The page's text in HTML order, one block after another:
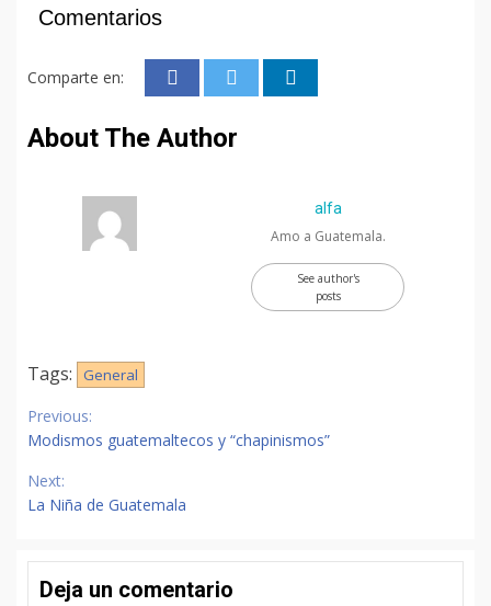
Comentarios
Comparte en:
About The Author
alfa
Amo a Guatemala.
See author's
posts
Tags: General
Continue
Reading
Previous:
Modismos guatemaltecos y “chapinismos”
Next:
La Niña de Guatemala
Deja un comentario